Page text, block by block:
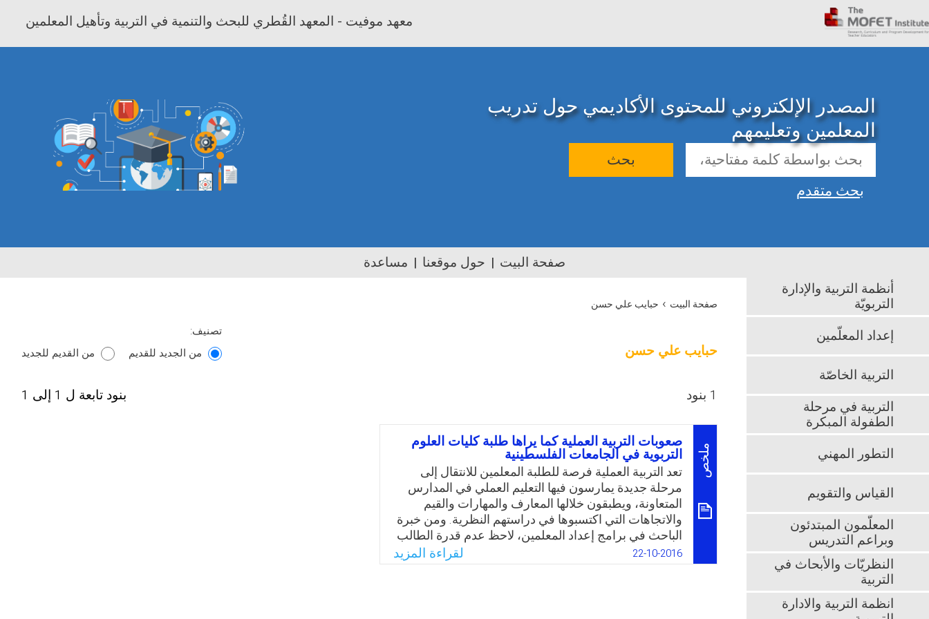
معهد موفيت - المعهد القُطري للبحث والتنمية في التربية وتأهيل المعلمين
المصدر الإلكتروني للمحتوى الأكاديمي حول تدريب
المعلمين وتعليمهم
بحث
بحث متقدم
صفحة البيت حول موقعنا مساعدة
صفحة البيت › حبايب علي حسن
حبايب علي حسن
تصنيف:
من الجديد للقديم
من القديم للجديد
1 بنود بنود تابعة ل 1 إلى 1
ملخص
صعوبات التربية العملية كما يراها طلبة كليات العلوم
التربوية في الجامعات الفلسطينية
تعد التربية العملية فرصة للطلبة المعلمين للانتقال إلى
مرحلة جديدة يمارسون فيها التعليم العملي في المدارس
المتعاونة، ويطبقون خلالها المعارف والمهارات والقيم
والاتجاهات التي اكتسبوها في دراستهم النظرية. ومن خبرة
الباحث في برامج إعداد المعلمين، لاحظ عدم قدرة الطالب
المعلم على الإيفاء بمتطلبات مواد التربية العملية، نظرًا
لكثرة المهمات المطلوبة منه، كما ورأى أيضًا أن عملية
22-10-2016 لقراءة المزيد
أنظمة التربية والإدارة
التربويّة
إعداد المعلّمين
التربية الخاصّة
التربية في مرحلة
الطفولة المبكرة
التطور المهني
القياس والتقويم
المعلّمون المبتدئون
وبراعم التدريس
النظريّات والأبحاث في
التربية
انظمة التربية والادارة